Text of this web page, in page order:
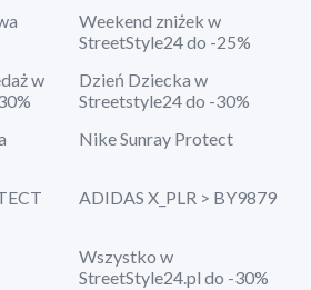
Weekend zniżek w
StreetStyle24 do -25%
w
Dzień Dziecka w
Streetstyle24 do -30%
Nike Sunray Protect
ADIDAS X_PLR > BY9879
Wszystko w
StreetStyle24.pl do -30%